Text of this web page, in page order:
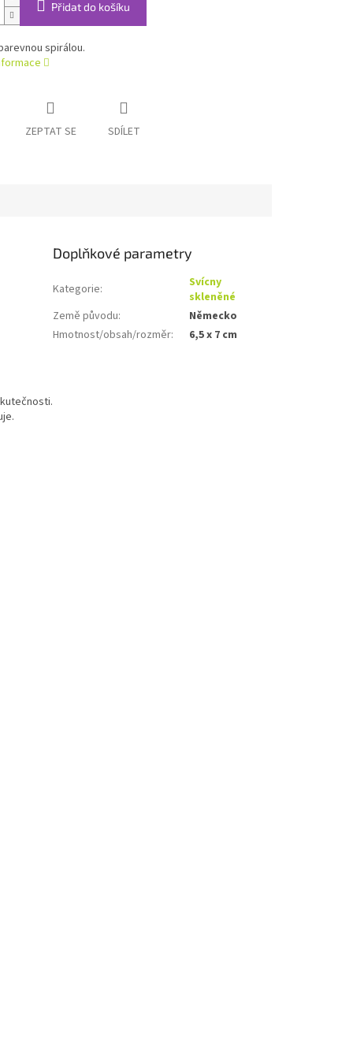
Přidat do košíku
spirálou.
ZEPTAT SE SDÍLET
Doplňkové parametry
Kategorie:
Svícny
skleněné
Země původu:
Německo
Hmotnost/obsah/rozměr: 6,5 x 7 cm